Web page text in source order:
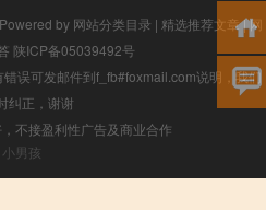
Powered by 网站分类目录 | 精选推荐文章|网
陕ICP备05039492号
误可发邮件到f_fb#foxmail.com说明，我们
纠正，谢谢
不接盈利性广告及商业合作
小男孩